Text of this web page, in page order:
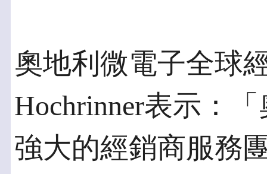
奧地利微電子全球
Hochrinner表示：
強大的經銷商服務